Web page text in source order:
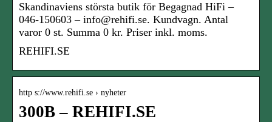
Skandinaviens största butik för Begagnad HiFi –
046-150603 – info@rehifi.se. Kundvagn. Antal
varor 0 st. Summa 0 kr. Priser inkl. moms.
REHIFI.SE
http s://www.rehifi.se › nyheter
300B – REHIFI.SE